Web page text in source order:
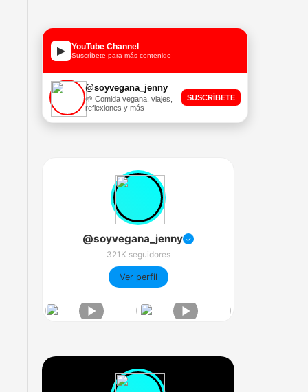
▶ YouTube Channel
Suscríbete para más contenido
@soyvegana_jenny
🌱 Comida vegana, viajes,
reflexiones y más
SUSCRÍBETE
@soyvegana_jenny ✓
321K seguidores
Ver perfil